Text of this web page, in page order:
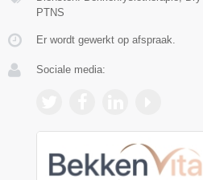
PTNS
Er wordt gewerkt op afspraak.
Sociale media: